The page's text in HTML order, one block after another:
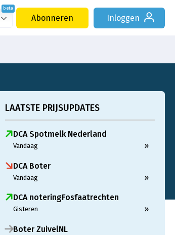
Abonneren Inloggen
LAATSTE PRIJSUPDATES
DCA Spotmelk Nederland
Vandaag »
DCA Boter
Vandaag »
DCA noteringFosfaatrechten
Gisteren »
Boter ZuivelNL